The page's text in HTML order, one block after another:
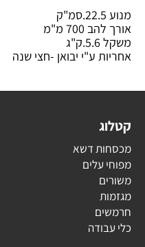
מנוע 22.5.סמ"ק
אורך להב 700 מ"מ
משקל 5.6.ק"ג
אחריות ע"י יבואן -חצי שנה
קטלוג
מכסחות דשא
מפוחי עלים
משורים
מגזמות
חרמשים
כלי עבודה